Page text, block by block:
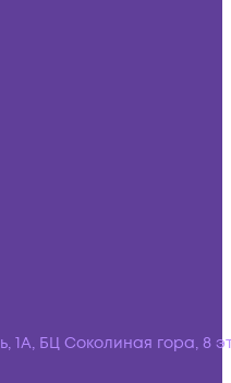
1А, БЦ Соколиная гора, 8